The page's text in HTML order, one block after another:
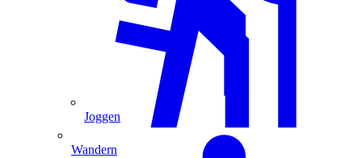
Joggen
Wandern